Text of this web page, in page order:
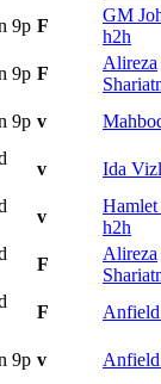
9p F
GM
h2h
9p F
Alireza
9p v
v Ida
v
h2h
F
Alireza
F Anfield
9p v Anfield